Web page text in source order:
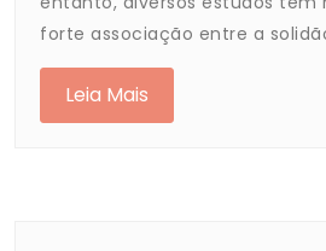
forte associação entre a
Leia Mais